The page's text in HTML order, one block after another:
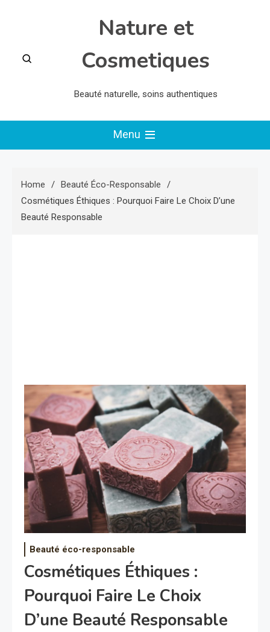
Nature et
Cosmetiques
Beauté naturelle, soins authentiques
Menu
Home
Beauté Éco-Responsable
Cosmétiques Éthiques : Pourquoi Faire Le Choix D’une
Beauté Responsable
Beauté éco-responsable
Cosmétiques Éthiques :
Pourquoi Faire Le Choix
D’une Beauté Responsable